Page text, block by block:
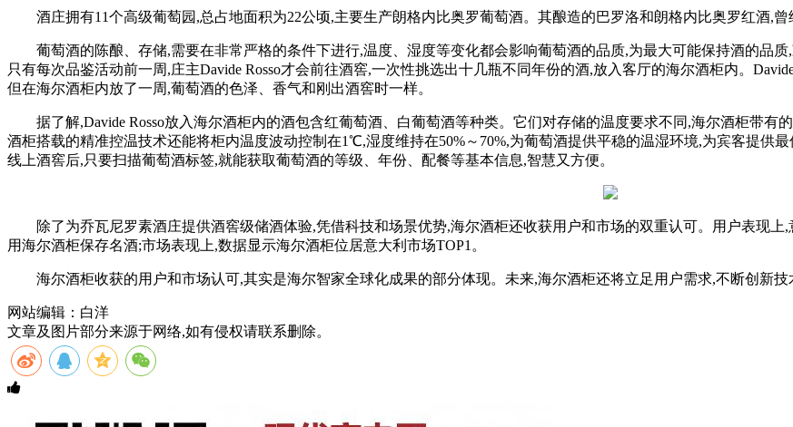
酒庄拥有11个高级葡萄园,总占地面积为22公顷,主要生产朗格内比奥罗葡萄酒。其酿造的巴罗洛和朗格内比奥罗红酒,
葡萄酒的陈酿、存储,需要在非常严格的条件下进行,温度、湿度等变化都会影响葡萄酒的品质,为最大可能保持酒的品
只有每次品鉴活动前一周,庄主Davide Rosso才会前往酒窖,一次性挑选出十几瓶不同年份的酒,放入客厅的海尔酒柜内。
但在海尔酒柜内放了一周,葡萄酒的色泽、香气和刚出酒窖时一样。
据了解,Davide Rosso放入海尔酒柜内的酒包含红葡萄酒、白葡萄酒等种类。它们对存储的温度要求不同,海尔酒柜带
酒柜搭载的精准控温技术还能将柜内温度波动控制在1℃,湿度维持在50%～70%,为葡萄酒提供平稳的温湿环境,为宾客提供
线上酒窖后,只要扫描葡萄酒标签,就能获取葡萄酒的等级、年份、配餐等基本信息,智慧又方便。
除了为乔瓦尼罗素酒庄提供酒窖级储酒体验,凭借科技和场景优势,海尔酒柜还收获用户和市场的双重认可。用户表现
用海尔酒柜保存名酒;市场表现上,数据显示海尔酒柜位居意大利市场TOP1。
海尔酒柜收获的用户和市场认可,其实是海尔智家全球化成果的部分体现。未来,海尔酒柜还将立足用户需求,不断创新
网站编辑：白洋
文章及图片部分来源于网络,如有侵权请联系删除。